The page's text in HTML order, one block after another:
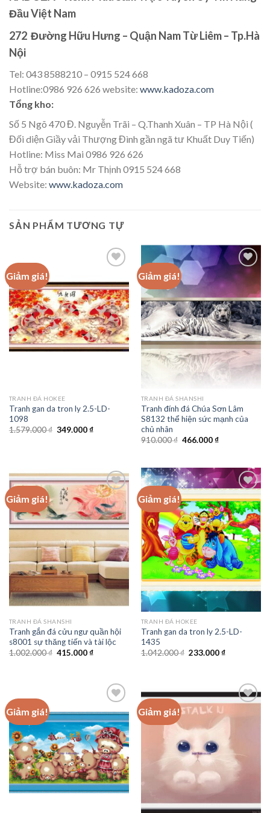
Đầu Việt Nam
272 Đường Hữu Hưng – Quận Nam Từ Liêm – Tp.Hà
Nội
Tel: 043 8588210 – 0915 524 668
Hotline:0986 926 626 website: www.kadoza.com
Tổng kho:
Số 5 Ngõ 470 Đ. Nguyễn Trãi – Q.Thanh Xuân – TP Hà Nội (
Đối diện Giầy vải Thượng Đình gần ngã tư Khuất Duy Tiến)
Hotline: Miss Mai 0986 926 626
Hỗ trợ bán buôn: Mr Thịnh 0915 524 668
Website: www.kadoza.com
SẢN PHẨM TƯƠNG TỰ
Giảm giá!
Add to
wishlist
TRANH ĐÁ HOKEE
Tranh gan da tron ly 2.5-LD-
1098
1.579.000₫ Giá
349.000₫Giá
Giảm giá!
Add to
wishlist
TRANH ĐÁ SHANSHI
Tranh đính đá Chúa Sơn Lâm
S8132 thể hiện sức mạnh của
chủ nhân
910.000₫ Giá
466.000₫Giá
466.000 ₫.
Giảm giá!
Add to
wishlist
TRANH ĐÁ SHANSHI
Tranh gắn đá cửu ngư quần hội
s8001 sự thăng tiến và tài lộc
1.002.000₫ Giá
415.000₫Giá
415.000 ₫.
Giảm giá!
Add to
wishlist
TRANH ĐÁ HOKEE
Tranh gan da tron ly 2.5-LD-
1435
1.042.000₫ Giá
233.000₫Giá
233.000 ₫.
Giảm giá!
Add to
wishlist
Giảm giá!